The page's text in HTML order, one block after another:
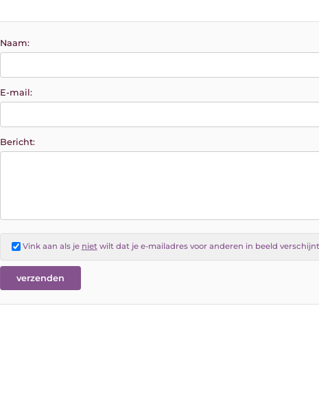
Naam:
E-mail:
Bericht:
Vink aan als je nietwilt dat je e-mailadres voor anderen in beeld verschijnt